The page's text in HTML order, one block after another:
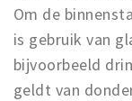
Om de
is gebruik van
bijvoorbeeld
geldt van